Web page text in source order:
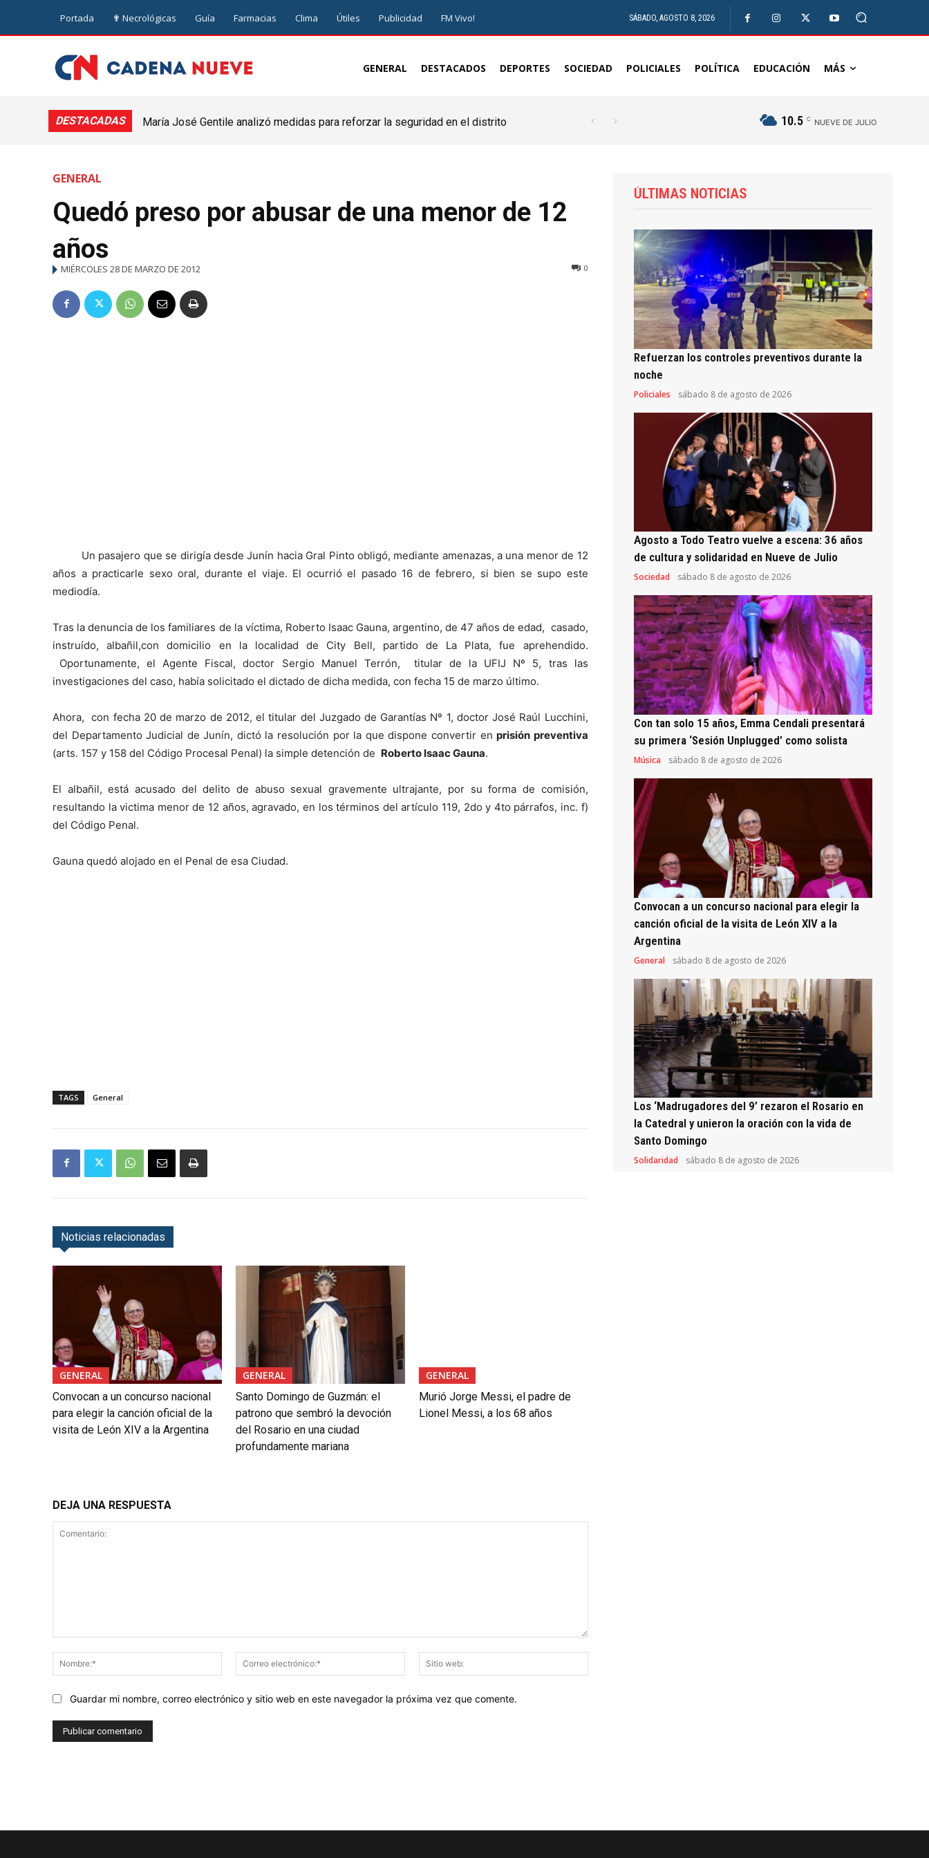
Portada ✟ Necrológicas Guía Farmacias Clima Útiles Publicidad FM Vivo! SÁBADO, AGOSTO 8, 2026
GENERAL DESTACADOS DEPORTES SOCIEDAD POLICIALES POLÍTICA EDUCACIÓN MÁS
DESTACADAS
María José Gentile analizó medidas para reforzar la seguridad en el distrito
10.5 C NUEVE DE JULIO
GENERAL
Quedó preso por abusar de una menor de 12
años
MIÉRCOLES 28 DE MARZO DE 2012 0
Un pasajero que se dirigía desde Junín hacia Gral Pinto obligó, mediante amenazas, a una menor de 12
años a practicarle sexo oral, durante el viaje. El ocurrió el pasado 16 de febrero, si bien se supo este
mediodía.
Tras la denuncia de los familiares de la víctima, Roberto Isaac Gauna, argentino, de 47 años de edad, casado,
instruído, albañil,con domicilio en la localidad de City Bell, partido de La Plata, fue aprehendido.
Oportunamente, el Agente Fiscal, doctor Sergio Manuel Terrón, titular de la UFIJ Nº 5, tras las
investigaciones del caso, había solicitado el dictado de dicha medida, con fecha 15 de marzo último.
Ahora, con fecha 20 de marzo de 2012, el titular del Juzgado de Garantías Nº 1, doctor José Raúl Lucchini,
del Departamento Judicial de Junín, dictó la resolución por la que dispone convertir enprisión preventiva
(arts. 157 y 158 del Código Procesal Penal) la simple detención de Roberto Isaac Gauna.
El albañil, está acusado del delito de abuso sexual gravemente ultrajante, por su forma de comisión,
resultando la victima menor de 12 años, agravado, en los términos del artículo 119, 2do y 4to párrafos, inc. f)
del Código Penal.
Gauna quedó alojado en el Penal de esa Ciudad.
TAGS General
Noticias relacionadas
GENERAL
Convocan a un concurso nacional
para elegir la canción oficial de la
visita de León XIV a la Argentina
GENERAL
Santo Domingo de Guzmán: el
patrono que sembró la devoción
del Rosario en una ciudad
profundamente mariana
GENERAL
Murió Jorge Messi, el padre de
Lionel Messi, a los 68 años
DEJA UNA RESPUESTA
Nombre:*
Correo
electrónico:*
web:
Guardar mi nombre, correo electrónico y sitio web en este navegador la próxima vez que comente.
ÚLTIMAS NOTICIAS
Refuerzan los controles preventivos durante la
noche
Policiales sábado 8 de agosto de 2026
Agosto a Todo Teatro vuelve a escena: 36 años
de cultura y solidaridad en Nueve de Julio
Sociedad sábado 8 de agosto de 2026
Con tan solo 15 años, Emma Cendali presentará
su primera ‘Sesión Unplugged’ como solista
Música sábado 8 de agosto de 2026
Convocan a un concurso nacional para elegir la
canción oficial de la visita de León XIV a la
Argentina
General sábado 8 de agosto de 2026
Los ‘Madrugadores del 9’ rezaron el Rosario en
la Catedral y unieron la oración con la vida de
Santo Domingo
Solidaridad sábado 8 de agosto de 2026